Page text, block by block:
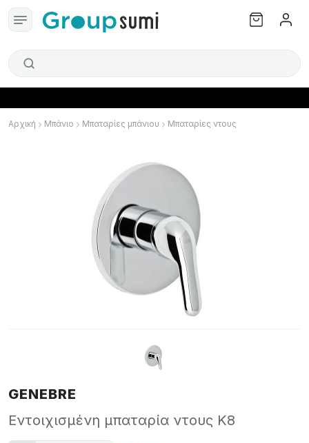
Αρχική Μπάνιο Μπαταρίες μπάνιου Μπαταρίες ντους
GENEBRE
Εντοιχισμένη μπαταρία ντους K8